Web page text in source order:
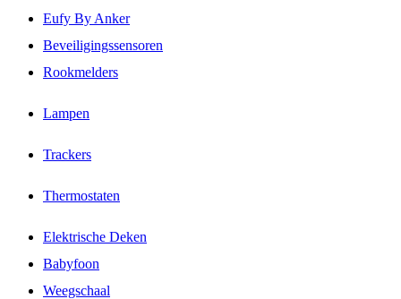
Eufy By Anker
Beveiligingssensoren
Rookmelders
Lampen
Trackers
Thermostaten
Elektrische Deken
Babyfoon
Weegschaal